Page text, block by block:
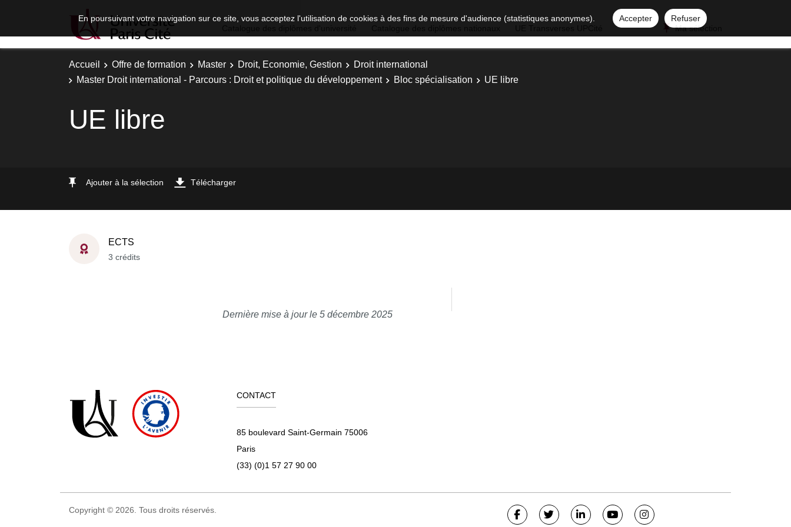
En poursuivant votre navigation sur ce site, vous acceptez l'utilisation de cookies à des fins de mesure d'audience (statistiques anonymes). Accepter
Refuser
Ma sélection
Accueil Offre de formation Master Droit, Economie, Gestion
Droit international
Master Droit international - Parcours : Droit et politique du développement
Bloc spécialisation UE libre
UE libre
Ajouter à la sélection Télécharger
ECTS
3 crédits
Dernière mise à jour le 5 décembre 2025
CONTACT
85 boulevard Saint-Germain 75006
Paris
(33) (0)1 57 27 90 00
Copyright © 2026. Tous droits réservés.